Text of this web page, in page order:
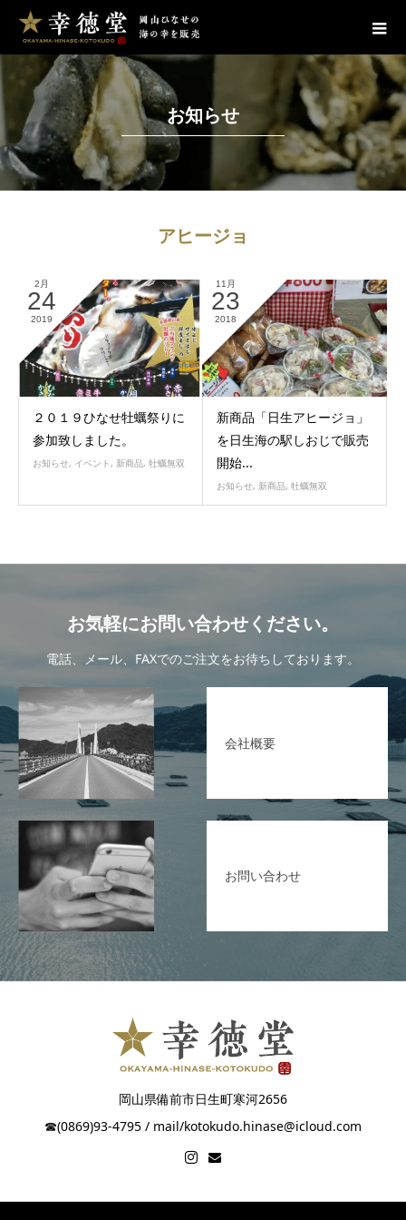
お知らせ
アヒージョ
2月
24
2019
２０１９ひなせ牡蠣祭りに
参加致しました。
お知らせ, イベント, 新商品, 牡蠣無双
11月
23
2018
新商品「日生アヒージョ」
を日生海の駅しおじで販売
開始...
お知らせ, 新商品, 牡蠣無双
お気軽にお問い合わせください。
電話、メール、FAXでのご注文をお待ちしております。
会社概要
お問い合わせ
岡山県備前市日生町寒河2656
☎︎(0869)93-4795 / mail/kotokudo.hinase@icloud.com